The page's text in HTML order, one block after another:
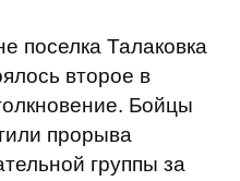
поселка Талаковка
второе в
Бойцы
прорыва
группы за